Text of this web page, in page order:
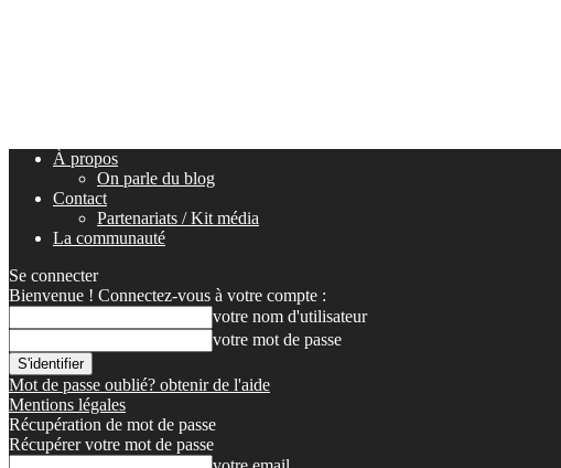
À propos
On parle du blog
Contact
Partenariats / Kit média
La communauté
Se connecter
Bienvenue ! Connectez-vous à votre compte :
votre nom d'utilisateur
votre mot de passe
Mot de passe oublié? obtenir de l'aide
Mentions légales
Récupération de mot de passe
Récupérer votre mot de passe